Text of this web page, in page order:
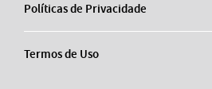
Políticas de Privacidade
Termos de Uso